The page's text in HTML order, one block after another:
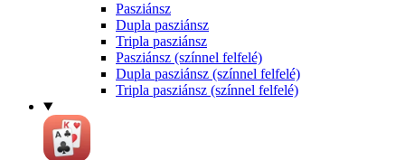
Pasziánsz
Dupla pasziánsz
Tripla pasziánsz
Pasziánsz (színnel felfelé)
Dupla pasziánsz (színnel felfelé)
Tripla pasziánsz (színnel felfelé)